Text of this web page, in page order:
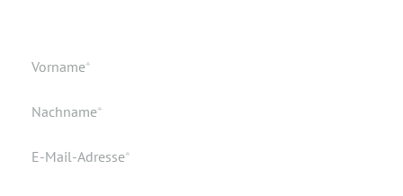
Pflichtfeld
Vorname*
Pflichtfeld
Nachname*
Pflichtfeld
E-Mail-Adresse*
Verfügbar ab
Dokumente